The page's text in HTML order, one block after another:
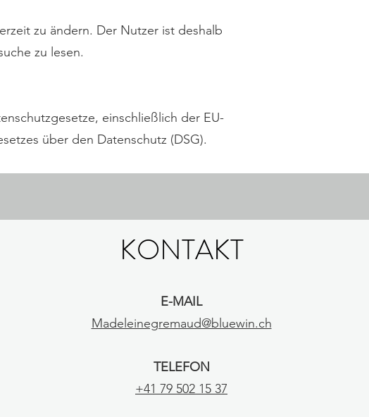
zu ändern. Der Nutzer ist deshalb
zu lesen.
einschließlich der EU-
über den Datenschutz (DSG).
KONTAKT
E-MAIL
Madeleinegremaud@bluewin.ch
TELEFON
+41 79 502 15 37